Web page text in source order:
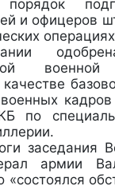
порядок
и офицеров
военной
по
заседания
армии
«состоялся